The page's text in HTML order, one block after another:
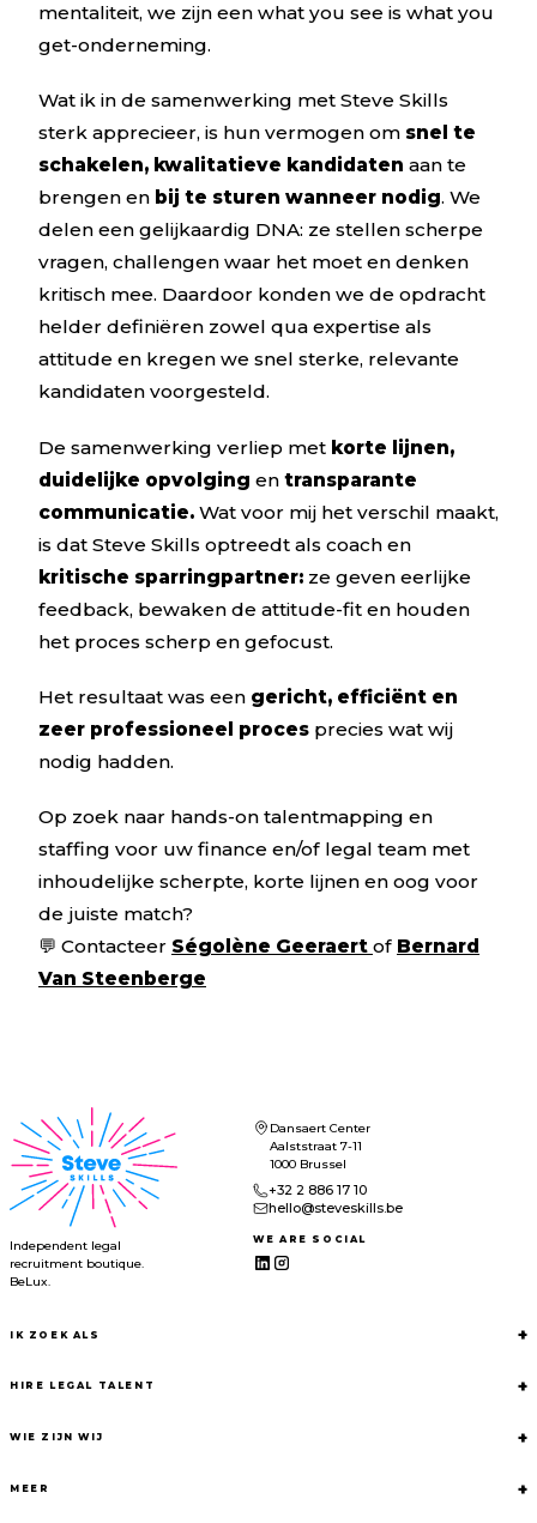
mentaliteit, we zijn een what you see is what you
get-onderneming.
Wat ik in de samenwerking met Steve Skills
sterk apprecieer, is hun vermogen om snel te
schakelen, kwalitatieve kandidaten aan te
brengen en bij te sturen wanneer nodig. We
delen een gelijkaardig DNA: ze stellen scherpe
vragen, challengen waar het moet en denken
kritisch mee. Daardoor konden we de opdracht
helder definiëren zowel qua expertise als
attitude en kregen we snel sterke, relevante
kandidaten voorgesteld.
De samenwerking verliep met korte lijnen,
duidelijke opvolging en transparante
communicatie. Wat voor mij het verschil maakt,
is dat Steve Skills optreedt als coach en
kritische sparringpartner: ze geven eerlijke
feedback, bewaken de attitude-fit en houden
het proces scherp en gefocust.
Het resultaat was een gericht, efficiënt en
zeer professioneel proces precies wat wij
nodig hadden.
Op zoek naar hands-on talentmapping en
staffing voor uw finance en/of legal team met
inhoudelijke scherpte, korte lijnen en oog voor
de juiste match?
💬 Contacteer Ségolène Geeraert of Bernard
Van Steenberge
Independent legal
recruitment boutique.
BeLux.
Dansaert Center
Aalststraat 7-11
1000 Brussel
+32 2 886 17 10
hello@steveskills.be
WE ARE SOCIAL
IK ZOEK ALS +
HIRE LEGAL TALENT +
WIE ZIJN WIJ +
MEER +